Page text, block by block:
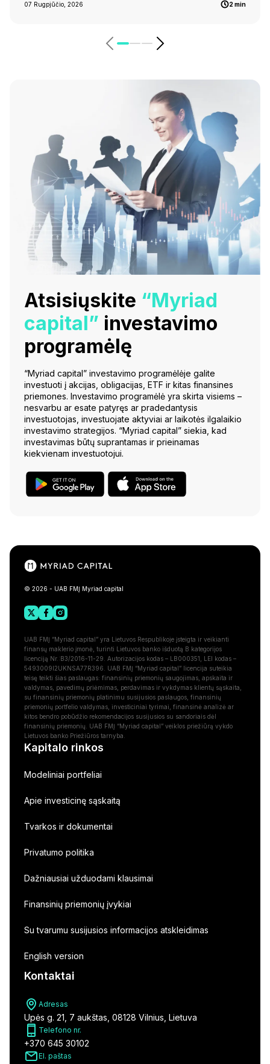
07 Rugpjūčio, 2026
2 min
Atsisiųskite “Myriad
capital” investavimo
programėlę
“Myriad capital” investavimo programėlėje galite
investuoti į akcijas, obligacijas, ETF ir kitas finansines
priemones. Investavimo programėlė yra skirta visiems –
nesvarbu ar esate patyręs ar pradedantysis
investuotojas, investuojate aktyviai ar laikotės ilgalaikio
investavimo strategijos. “Myriad capital” siekia, kad
investavimas būtų suprantamas ir prieinamas
kiekvienam investuotojui.
© 2026 - UAB FMĮ Myriad capital
UAB FMĮ “Myriad capital” yra Lietuvos Respublikoje įsteigta ir veikianti
finansų maklerio įmonė, turinti Lietuvos banko išduotą B kategorijos
licenciją Nr.:B3/2016-11-29. Autorizacijos kodas – LB000351, LEI kodas –
5493009I2UKNSA77R396. UAB FMĮ “Myriad capital” licencija suteikia
teisę teikti šias paslaugas: finansinių priemonių saugojimas, apskaita ir
valdymas, pavedimų priėmimas, perdavimas ir vykdymas klientų sąskaita,
su finansinių priemonių platinimu susijusios paslaugos, finansinių
priemonių portfelio valdymas, investiciniai tyrimai, finansinė analizė ar
kitos bendro pobūdžio rekomendacijos susijusios su sandoriais dėl
finansinių priemonių. UAB FMĮ “Myriad capital” veiklos priežiūrą vykdo
Lietuvos banko Priežiūros tarnyba.
Kapitalo rinkos
Modeliniai portfeliai
Apie investicinę sąskaitą
Tvarkos ir dokumentai
Privatumo politika
Dažniausiai užduodami klausimai
Finansinių priemonių įvykiai
Su tvarumu susijusios informacijos atskleidimas
English version
Kontaktai
Adresas
Upės g. 21, 7 aukštas, 08128 Vilnius, Lietuva
Telefono nr.
+370 645 30102
El. paštas